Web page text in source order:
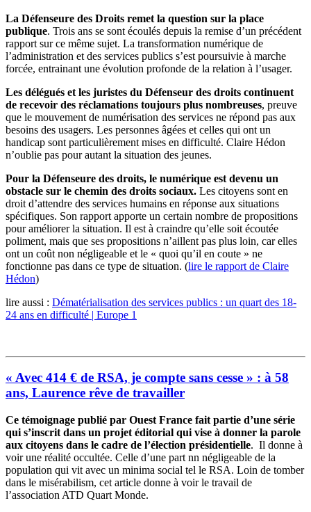
La Défenseure des Droits remet la question sur la place
publique. Trois ans se sont écoulés depuis la remise d’un précédent
rapport sur ce même sujet. La transformation numérique de
l’administration et des services publics s’est poursuivie à marche
forcée, entrainant une évolution profonde de la relation à l’usager.
Les délégués et les juristes du Défenseur des droits continuent
de recevoir des réclamations toujours plus nombreuses, preuve
que le mouvement de numérisation des services ne répond pas aux
besoins des usagers. Les personnes âgées et celles qui ont un
handicap sont particulièrement mises en difficulté. Claire Hédon
n’oublie pas pour autant la situation des jeunes.
Pour la Défenseure des droits, le numérique est devenu un
obstacle sur le chemin des droits sociaux. Les citoyens sont en
droit d’attendre des services humains en réponse aux situations
spécifiques. Son rapport apporte un certain nombre de propositions
pour améliorer la situation. Il est à craindre qu’elle soit écoutée
poliment, mais que ses propositions n’aillent pas plus loin, car elles
ont un coût non négligeable et le « quoi qu’il en coute » ne
fonctionne pas dans ce type de situation. (lire le rapport de Claire
Hédon)
lire aussi : Dématérialisation des services publics : un quart des 18-
24 ans en difficulté | Europe 1
« Avec 414 € de RSA, je compte sans cesse » : à 58
ans, Laurence rêve de travailler
Ce témoignage publié par Ouest France fait partie d’une série
qui s’inscrit dans un projet éditorial qui vise à donner la parole
aux citoyens dans le cadre de l’élection présidentielle. Il donne à
voir une réalité occultée. Celle d’une part nn négligeable de la
population qui vit avec un minima social tel le RSA. Loin de tomber
dans le misérabilism, cet article donne à voir le travail de
l’association ATD Quart Monde.